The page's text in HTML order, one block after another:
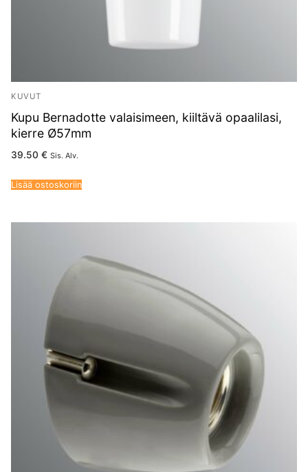
KUVUT
Kupu Bernadotte valaisimeen, kiiltävä opaalilasi,
kierre Ø57mm
39.50 € Sis. Alv.
Lisää ostoskoriin